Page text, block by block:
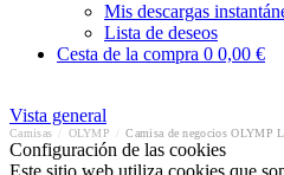
Mis descargas
Lista de deseos
Cesta de la compra 0 0,00 €
Vista general
Camisas OLYMP Camisa de negocios OLYMP
Configuración de las cookies
Este sitio web utiliza cookies que